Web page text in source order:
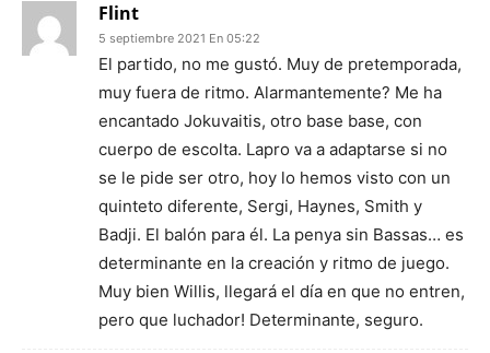
Flint
5 septiembre 2021 En 05:22
El partido, no me gustó. Muy de pretemporada,
muy fuera de ritmo. Alarmantemente? Me ha
encantado Jokuvaitis, otro base base, con
cuerpo de escolta. Lapro va a adaptarse si no
se le pide ser otro, hoy lo hemos visto con un
quinteto diferente, Sergi, Haynes, Smith y
Badji. El balón para él. La penya sin Bassas… es
determinante en la creación y ritmo de juego.
Muy bien Willis, llegará el día en que no entren,
pero que luchador! Determinante, seguro.